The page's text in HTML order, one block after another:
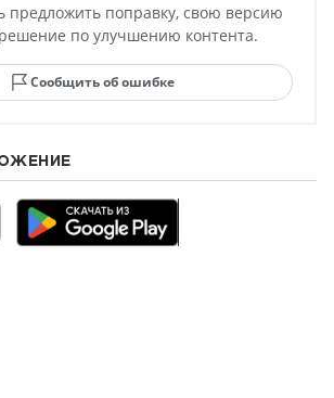
предложить поправку, свою версию
по улучшению контента.
Сообщить об ошибке